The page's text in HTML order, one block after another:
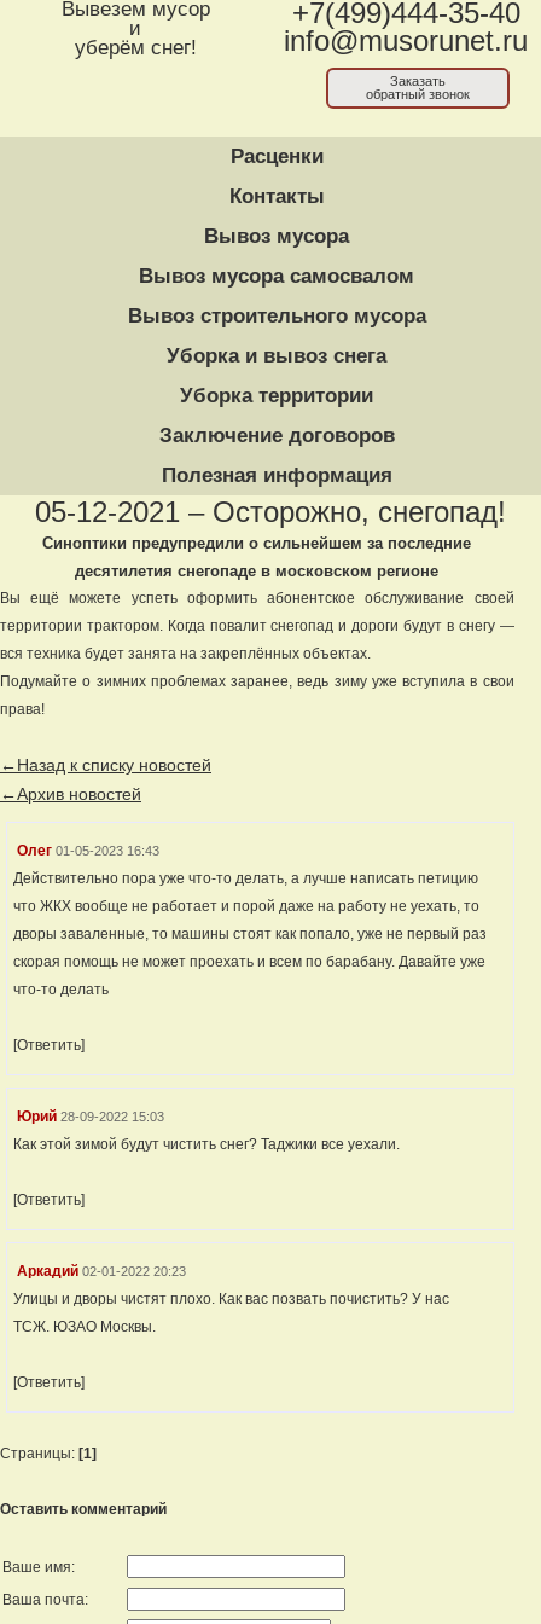
Вывезем мусор
и
уберём снег!
+7(499)444-35-40
info@musorunet.ru
Заказать
обратный звонок
Расценки
Контакты
Вывоз мусора
Вывоз мусора самосвалом
Вывоз строительного мусора
Уборка и вывоз снега
Уборка территории
Заключение договоров
Полезная информация
05-12-2021 – Осторожно, снегопад!
Синоптики предупредили о сильнейшем за последние
десятилетия снегопаде в московском регионе
Вы ещё можете успеть оформить абонентское обслуживание своей
территории трактором. Когда повалит снегопад и дороги будут в снегу —
вся техника будет занята на закреплённых объектах.
Подумайте о зимних проблемах заранее, ведь зиму уже вступила в свои
права!
←Назад к списку новостей
←Архив новостей
Олег 01-05-2023 16:43
Действительно пора уже что-то делать, а лучше написать петицию
что ЖКХ вообще не работает и порой даже на работу не уехать, то
дворы заваленные, то машины стоят как попало, уже не первый раз
скорая помощь не может проехать и всем по барабану. Давайте уже
что-то делать
[Ответить]
Юрий 28-09-2022 15:03
Как этой зимой будут чистить снег? Таджики все уехали.
[Ответить]
Аркадий 02-01-2022 20:23
Улицы и дворы чистят плохо. Как вас позвать почистить? У нас
ТСЖ. ЮЗАО Москвы.
[Ответить]
Страницы: [1]
Оставить комментарий
Ваше имя:
Ваша почта: